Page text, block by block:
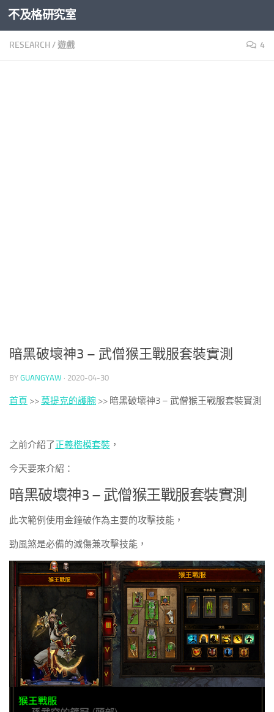
Skip to content
不及格研究室
RESEARCH/遊戲 4
暗黑破壞神3 – 武僧猴王戰服套裝實測
BY GUANGYAW · 2020-04-30
首頁 >>莫提克的護腕 >> 暗黑破壞神3 – 武僧猴王戰服套裝實測
之前介紹了正義楷模套裝 ，
今天要來介紹：
暗黑破壞神3 – 武僧猴王戰服套裝實測
此次範例使用金鐘破作為主要的攻擊技能，
勁風煞是必備的減傷兼攻擊技能，